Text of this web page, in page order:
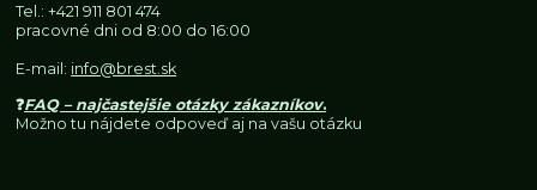
Tel.:+421 911 801 474
pracovné dni od 8:00 do 16:00
E-mail: info@brest.sk
❓FAQ – najčastejšie otázky zákazníkov.
Možno tu nájdete odpoveď aj na vašu otázku